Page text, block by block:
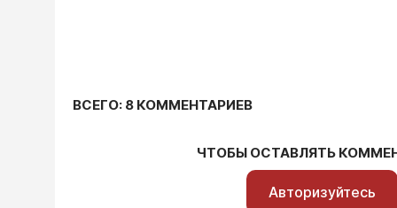
ВСЕГО: 8 КОММЕНТАРИЕВ
ЧТОБЫ ОСТАВЛЯТЬ
Авторизуйтесь